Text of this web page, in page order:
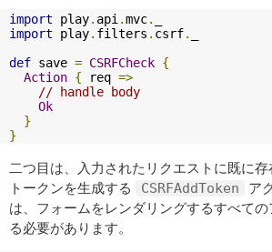
import play. api .mvc.
import play. filters . csrf.
def save = CSRFCheck {
Action { req =>
// handle body
Ok
}
}
二つ目は、入力されたリクエストに既に
トークンを生成する
CSRFAddToken
ア
は、フォームをレンダリングするすべて
る必要があります。